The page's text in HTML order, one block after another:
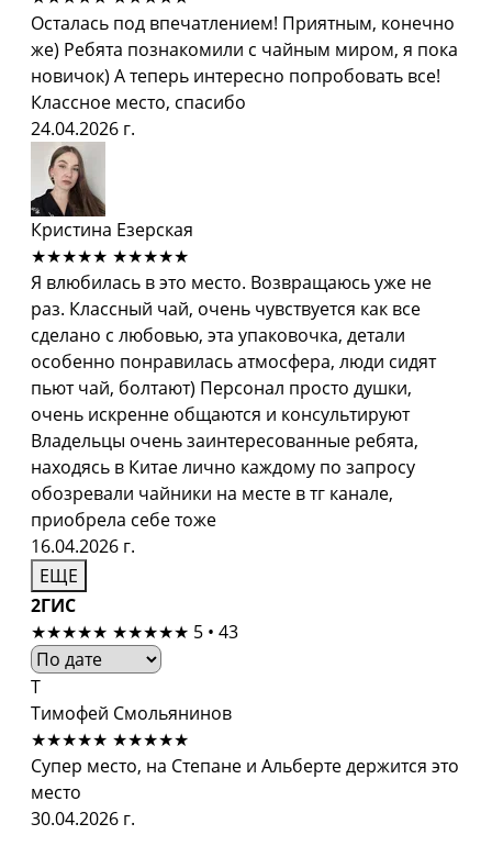
Осталась под впечатлением! Приятным, конечно
же) Ребята познакомили с чайным миром, я пока
новичок) А теперь интересно попробовать все!
Классное место, спасибо
24.04.2026 г.
Кристина Езерская
★★★★★ ★★★★★
Я влюбилась в это место. Возвращаюсь уже не
раз. Классный чай, очень чувствуется как все
сделано с любовью, эта упаковочка, детали
особенно понравилась атмосфера, люди сидят
пьют чай, болтают) Персонал просто душки,
очень искренне общаются и консультируют
Владельцы очень заинтересованные ребята,
находясь в Китае лично каждому по запросу
обозревали чайники на месте в тг канале,
приобрела себе тоже
16.04.2026 г.
ЕЩЕ
2ГИС
★★★★★ ★★★★★ 5 • 43
Т
Тимофей Смольянинов
★★★★★ ★★★★★
Супер место, на Степане и Альберте держится это
место
30.04.2026 г.